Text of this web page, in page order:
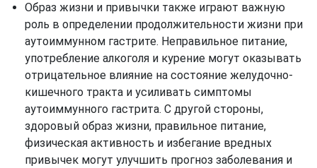
Образ жизни и привычки также играют важную
роль в определении продолжительности жизни при
аутоиммунном гастрите. Неправильное питание,
употребление алкоголя и курение могут оказывать
отрицательное влияние на состояние желудочно-
кишечного тракта и усиливать симптомы
аутоиммунного гастрита. С другой стороны,
здоровый образ жизни, правильное питание,
физическая активность и избегание вредных
привычек могут улучшить прогноз заболевания и